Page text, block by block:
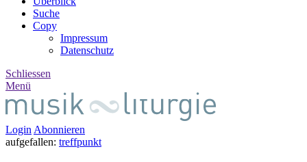
Suche
Copy
Impressum
Datenschutz
Schliessen
Menü
Login Abonnieren
aufgefallen: treffpunkt